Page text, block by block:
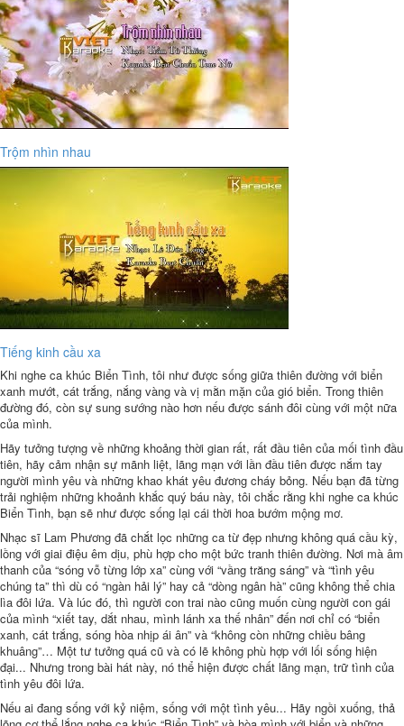
Trộm nhìn nhau
Tiếng kinh cầu xa
Khi nghe ca khúc Biển Tình, tôi như được sống giữa thiên đường với biển
xanh mướt, cát trắng, nắng vàng và vị mằn mặn của gió biển. Trong thiên
đường đó, còn sự sung sướng nào hơn nếu được sánh đôi cùng với một nữa
của mình.
Hãy tưởng tượng về những khoảng thời gian rất, rất đầu tiên của mối tình đầu
tiên, hãy cảm nhận sự mãnh liệt, lãng mạn với lần đầu tiên được nắm tay
người mình yêu và những khao khát yêu đương cháy bỏng. Nếu bạn đã từng
trải nghiệm những khoảnh khắc quý báu này, tôi chắc rằng khi nghe ca khúc
Biển Tình, bạn sẽ như được sống lại cái thời hoa bướm mộng mơ.
Nhạc sĩ Lam Phương đã chắt lọc những ca từ đẹp nhưng không quá cầu kỳ,
lồng với giai điệu êm dịu, phù hợp cho một bức tranh thiên đường. Nơi mà âm
thanh của “sóng vỗ từng lớp xa” cùng với “vầng trăng sáng” và “tình yêu
chúng ta” thì dù có “ngàn hải lý” hay cả “dòng ngân hà” cũng không thể chia
lìa đôi lứa. Và lúc đó, thì người con trai nào cũng muốn cùng người con gái
của mình “xiết tay, dắt nhau, mình lánh xa thế nhân” đến nơi chỉ có “biển
xanh, cát trắng, sóng hòa nhịp ái ân” và “không còn những chiều bâng
khuâng”… Một tư tưởng quá cũ và có lẽ không phù hợp với lối sống hiện
đại... Nhưng trong bài hát này, nó thể hiện được chất lãng mạn, trữ tình của
tình yêu đôi lứa.
Nếu ai đang sống với kỷ niệm, sống với một tình yêu... Hãy ngồi xuống, thả